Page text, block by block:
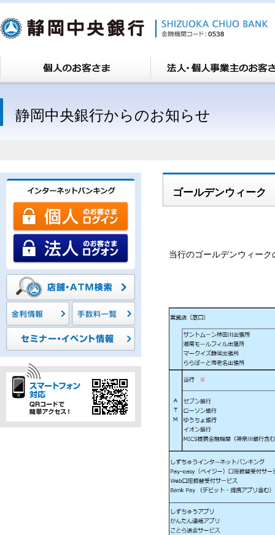
静岡中央銀行からのお知らせ
ゴールデンウィー
当行のゴールデンウィー